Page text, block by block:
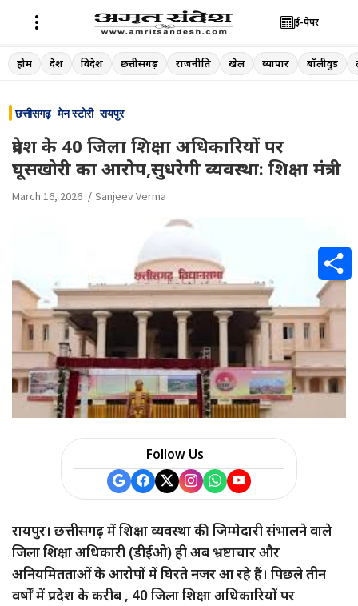
Skip
to
ई-पेपर
होम देश विदेश छत्तीसगढ़ राजनीति खेल व्यापार बॉलीवुड
छत्तीसगढ़ मेन स्टोरी रायपुर
प्रदेश के 40 जिला शिक्षा अधिकारियों पर
घूसखोरी का आरोप,सुधरेगी व्यवस्था: शिक्षा मंत्री
March 16, 2026 Sanjeev Verma
Follow Us
रायपुर। छत्तीसगढ़ में शिक्षा व्यवस्था की जिम्मेदारी संभालने वाले
जिला शिक्षा अधिकारी (डीईओ) ही अब भ्रष्टाचार और
अनियमितताओं के आरोपों में घिरते नजर आ रहे हैं। पिछले तीन
वर्षों में प्रदेश के करीब , 40 जिला शिक्षा अधिकारियों पर
S
h
a
r